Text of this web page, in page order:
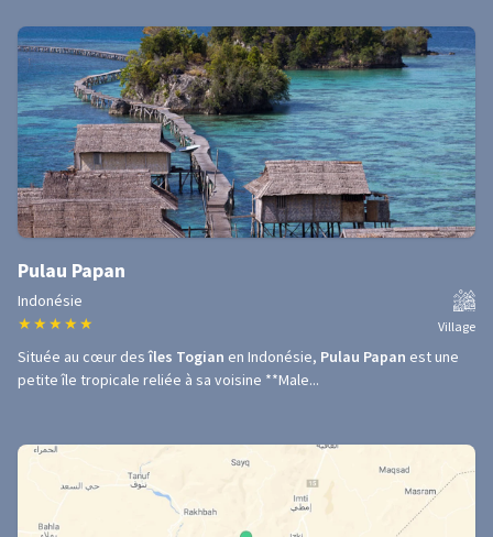
Pulau Papan
Indonésie
★ ★ ★ ★ ★ Village
Située au cœur desîles Togian en Indonésie, Pulau Papan est une
petite île tropicale reliée à sa voisine **Male...